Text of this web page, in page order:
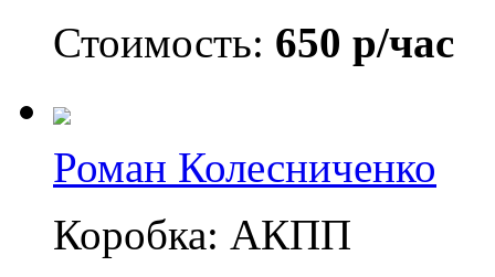
Стоимость: 650 р/час
Роман Колесниченко
Коробка: АКПП